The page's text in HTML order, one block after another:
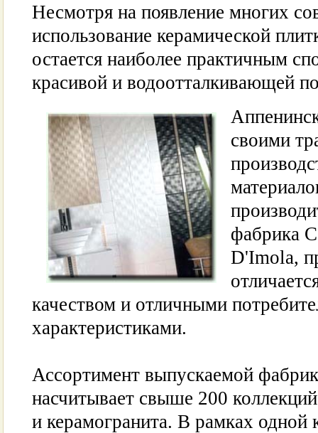
Несмотря на появление многих
использование керамической
остается наиболее практичным
красивой и водоотталкивающей
своими
фабрика
D'Imola,
качеством и отличными
характеристиками.
Ассортимент выпускаемой
насчитывает свыше 200
и керамогранита. В рамках одной